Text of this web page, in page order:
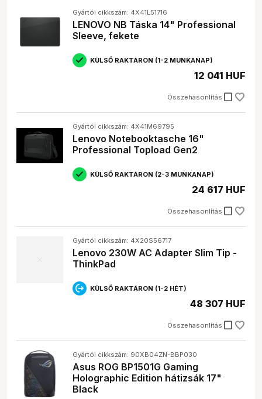
Gyártói cikkszám: 4X41L51716
LENOVO NB Táska 14" Professional
Sleeve, fekete
KÜLSŐ RAKTÁRON (1-2 MUNKANAP)
Összehasonlítás check_box_outline_blank
12 041 HUF
Gyártói cikkszám: 4X41M69795
Lenovo Notebooktasche 16"
Professional Topload Gen2
KÜLSŐ RAKTÁRON (2-3 MUNKANAP)
Összehasonlítás check_box_outline_blank
24 617 HUF
Gyártói cikkszám: 4X20S56717
Lenovo 230W AC Adapter Slim Tip -
ThinkPad
KÜLSŐ RAKTÁRON (1-2 HÉT)
Összehasonlítás check_box_outline_blank
48 307 HUF
Gyártói cikkszám: 90XB04ZN-BBP030
Asus ROG BP1501G Gaming
Holographic Edition hátizsák 17"
Black